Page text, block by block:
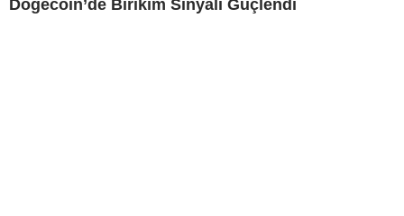
Dogecoin’de Birikim Sinyali Güçlendi